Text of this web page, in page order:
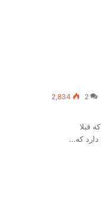
2
2,834
قبلا
که…